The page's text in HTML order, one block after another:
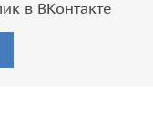
в ВКонтакте